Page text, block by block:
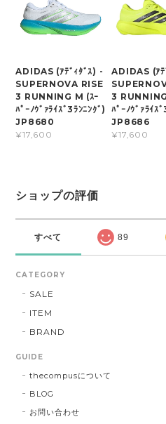
ADIDAS (ｱﾃﾞｨﾀﾞｽ) -
SUPERNOVA RISE
3 RUNNING M (ｽｰ
ﾊﾟｰﾉｳﾞｧﾗｲｽﾞ3ﾗﾝﾆﾝｸﾞ)
JP8680
¥17,600
ADIDAS (ｱﾃ
3
ﾊﾟｰﾉｳﾞｧﾗｲｽ
JP8686
¥17,600
ショップの評価
すべて 89
CATEGORY
SALE
ITEM
BRAND
GUIDE
thecompusについて
BLOG
お問い合わせ